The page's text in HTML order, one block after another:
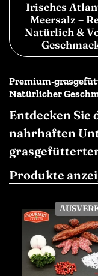
Irisches
Meersalz –
Natürlich &
Premium-
Natürlicher
Entdecken Sie
nahrhaften
Produkte